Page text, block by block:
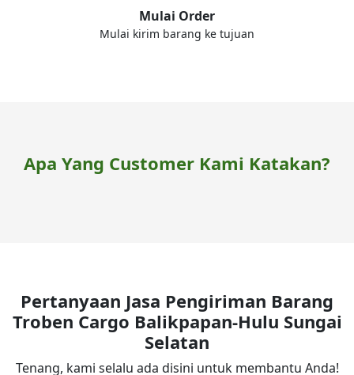
Mulai Order
Mulai kirim barang ke tujuan
Apa Yang Customer Kami Katakan?
Pertanyaan Jasa Pengiriman Barang
Troben Cargo Balikpapan-Hulu Sungai
Selatan
Tenang, kami selalu ada disini untuk membantu Anda!